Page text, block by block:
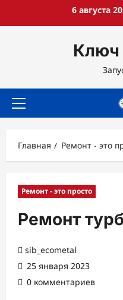
6 августа
Ключ
Основное
Главная Ремонт - это
Ремонт - это просто
Ремонт
sib_ecometal
25 января 2023
0 комментариев